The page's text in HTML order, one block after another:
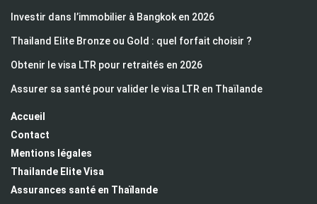
Investir dans l’immobilier à Bangkok en 2026
Thailand Elite Bronze ou Gold : quel forfait choisir ?
Obtenir le visa LTR pour retraités en 2026
Assurer sa santé pour valider le visa LTR en Thaïlande
Accueil
Contact
Mentions légales
Thailande Elite Visa
Assurances santé en Thaïlande